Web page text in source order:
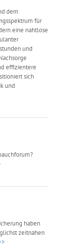
dem
für
eine nahtlose
und
effizientere
sich
und
haben
zeitnahen